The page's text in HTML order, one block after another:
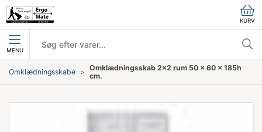
KURV
MENU
Omklædningsskabe
Omklædningsskab 2x2 rum 50 x 60 x 185h
cm.